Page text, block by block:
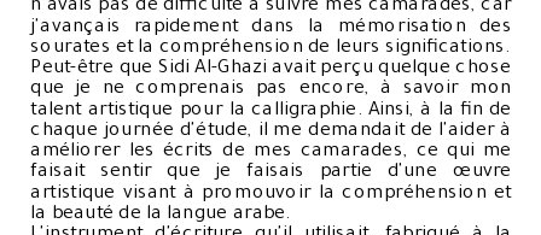
n'avais pas de difficulté à suivre mes camarades, car
j'avançais rapidement dans la mémorisation des
sourates et la compréhension de leurs significations.
Peut-être que Sidi Al-Ghazi avait perçu quelque chose
que je ne comprenais pas encore, à savoir mon
talent artistique pour la calligraphie. Ainsi, à la fin de
chaque journée d'étude, il me demandait de l'aider à
améliorer les écrits de mes camarades, ce qui me
faisait sentir que je faisais partie d'une œuvre
artistique visant à promouvoir la compréhension et
la beauté de la langue arabe.